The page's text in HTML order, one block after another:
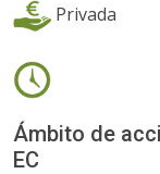
Privada
Ámbito de
EC